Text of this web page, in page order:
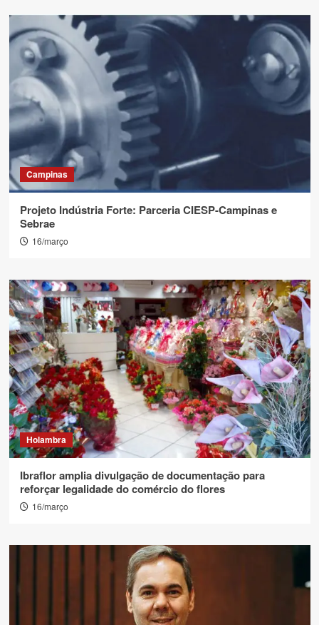
Campinas
Projeto Indústria Forte: Parceria CIESP-Campinas e
Sebrae
16/março
Holambra
Ibraflor amplia divulgação de documentação para
reforçar legalidade do comércio do flores
16/março